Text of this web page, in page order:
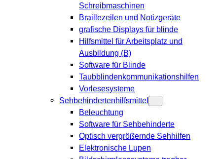
Schreibmaschinen
Braillezeilen und Notizgeräte
grafische Displays für blinde
Hilfsmittel für Arbeitsplatz und
Ausbildung (B)
Software für Blinde
Taubblindenkommunikationshilfen
Vorlesesysteme
Sehbehindertenhilfsmittel
Beleuchtung
Software für Sehbehinderte
Optisch vergrößernde Sehhilfen
Elektronische Lupen